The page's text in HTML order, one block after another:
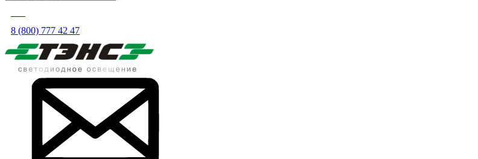
8 (800) 777 42 47